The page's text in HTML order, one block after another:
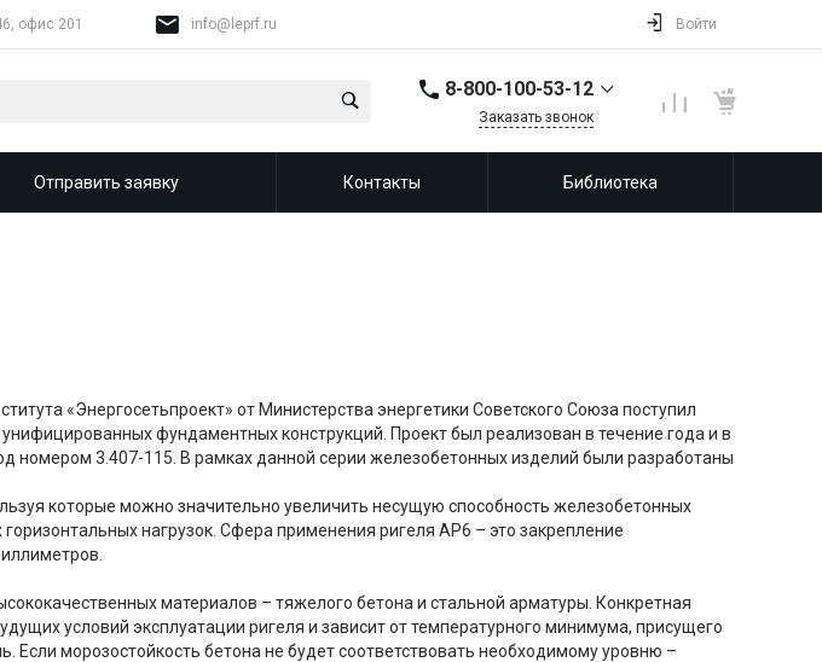
офис 201 info@leprf.ru Войти
8-800-100-53-12
Заказать звонок
Отправить заявку Контакты Библиотека
«Энергосетьпроект» от Министерства энергетики Советского Союза поступил
фундаментных конструкций. Проект был реализован в течение года и в
номером 3.407-115. В рамках данной серии железобетонных изделий были разработаны
которые можно значительно увеличить несущую способность железобетонных
нагрузок. Сфера применения ригеля АР6 – это закрепление
материалов – тяжелого бетона и стальной арматуры. Конкретная
условий эксплуатации ригеля и зависит от температурного минимума, присущего
Если морозостойкость бетона не будет соответствовать необходимому уровню –